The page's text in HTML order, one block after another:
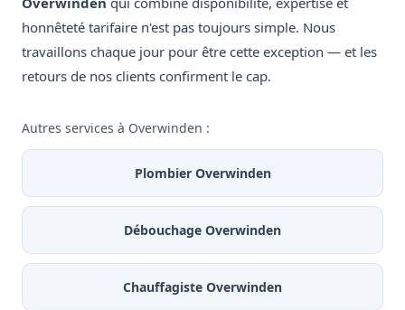
honnêteté tarifaire n'est pas toujours simple. Nous
travaillons chaque jour pour être cette exception — et les
retours de nos clients confirment le cap.
Autres services à Overwinden :
Plombier Overwinden
Débouchage Overwinden
Chauffagiste Overwinden